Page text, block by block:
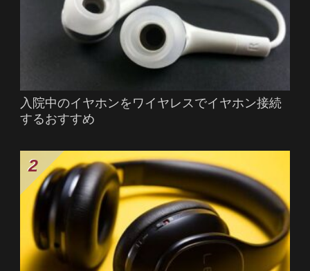
入院中のイヤホンをワイヤレスでイヤホン接続
するおすすめ